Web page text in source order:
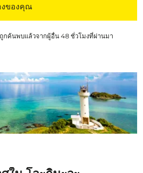
งของคุณ
กค้นพบแล้วจากผู้อื่น 48 ชั่วโมงที่ผ่านมา